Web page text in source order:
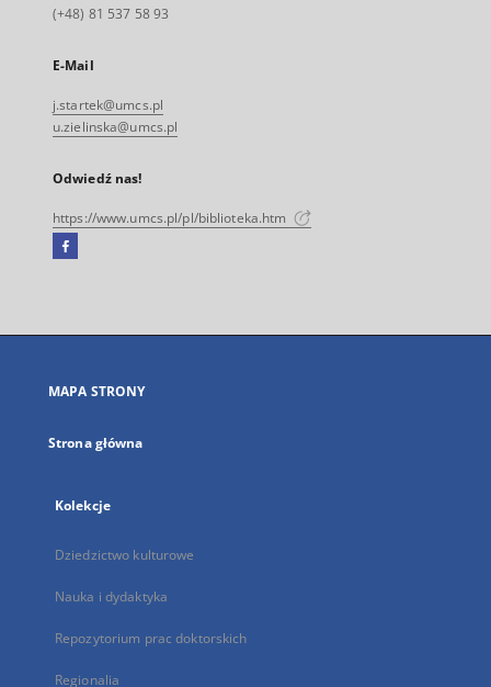
(+48) 81 537 58 93
E-Mail
j.startek@umcs.pl
u.zielinska@umcs.pl
Odwiedź nas!
https://www.umcs.pl/pl/biblioteka.htm
Facebook
się
karcie
MAPA STRONY
Strona główna
Kolekcje
Dziedzictwo kulturowe
Nauka i dydaktyka
Repozytorium prac doktorskich
Regionalia